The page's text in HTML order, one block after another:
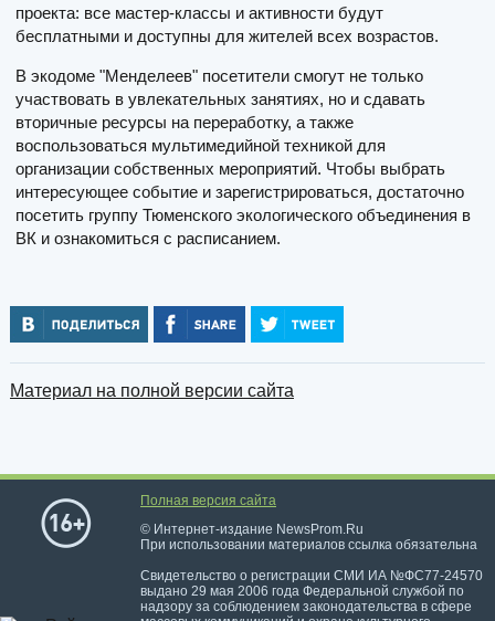
проекта: все мастер-классы и активности будут
бесплатными и доступны для жителей всех возрастов.
В экодоме "Менделеев" посетители смогут не только
участвовать в увлекательных занятиях, но и сдавать
вторичные ресурсы на переработку, а также
воспользоваться мультимедийной техникой для
организации собственных мероприятий. Чтобы выбрать
интересующее событие и зарегистрироваться, достаточно
посетить группу Тюменского экологического объединения в
ВК и ознакомиться с расписанием.
Материал на полной версии сайта
Полная версия сайта
© Интернет-издание NewsProm.Ru
При использовании материалов ссылка обязательна
Свидетельство о регистрации СМИ ИА №ФС77-24570
выдано 29 мая 2006 года Федеральной службой по
надзору за соблюдением законодательства в сфере